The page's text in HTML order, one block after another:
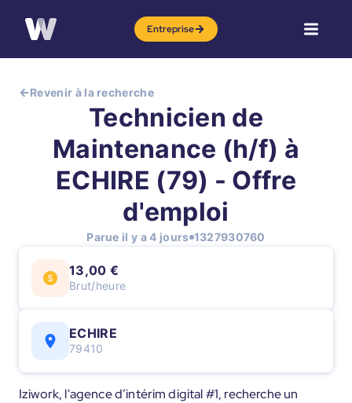
Entreprise
Revenir à la recherche
Technicien de
Maintenance (h/f) à
ECHIRE (79) - Offre
d'emploi
Parue il y a 4 jours 1327930760
13,00 €
Brut/heure
ECHIRE
79410
Iziwork, l'agence d’intérim digital #1, recherche un